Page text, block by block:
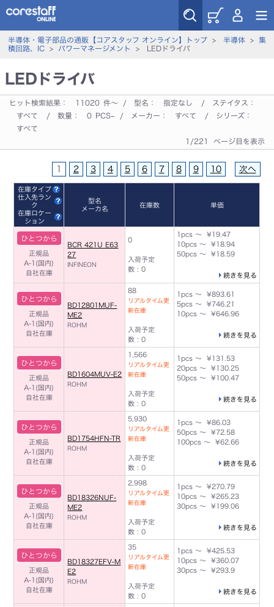
半導体・電子部品の通販【コアスタッフ オンライン】トップ> 半導体> 集
積回路、IC> パワーマネージメント > LEDドライバ
LEDドライバ
ヒット検索結果： 11020 件～ / 型名： 指定なし
/ ステイタス：
すべて
/ 数量： 0 PCS~ / メーカー： すべて
/ シリーズ：
すべて
1/221 ページ目を表示
1 2 3 4 5 6 7 8 9 10 次へ
在庫タイプ
仕入先ラン
ク
在庫ロケー
ション
型名
メーカ名
在庫数 単価
ひとつから
正規品
A-1(国内)
自社在庫
BCR 421U E63
27
INFINEON
0
入荷予定
数 : 0
1pcs ～ ¥19.47
10pcs ～ ¥18.94
50pcs ～ ¥18.59
続きを見る
ひとつから
正規品
A-1(国内)
自社在庫
BD12801MUF-
ME2
ROHM
88
リアルタイム更
新在庫
入荷予定
数 : 0
1pcs ～ ¥893.61
5pcs ～ ¥746.21
10pcs ～ ¥646.96
続きを見る
ひとつから
正規品
A-1(国内)
自社在庫
BD1604MUV-E2
ROHM
1,566
リアルタイム更
新在庫
入荷予定
数 : 0
1pcs ～ ¥131.53
20pcs ～ ¥130.25
50pcs ～ ¥100.47
続きを見る
ひとつから
正規品
A-1(国内)
自社在庫
BD1754HFN-TR
ROHM
5,930
リアルタイム更
新在庫
入荷予定
数 : 0
1pcs ～ ¥86.03
50pcs ～ ¥72.58
100pcs ～ ¥62.66
続きを見る
ひとつから
正規品
A-1(国内)
自社在庫
BD18326NUF-
ME2
ROHM
2,998
リアルタイム更
新在庫
入荷予定
数 : 0
1pcs ～ ¥270.79
10pcs ～ ¥265.23
30pcs ～ ¥199.06
続きを見る
ひとつから
正規品
A-1(国内)
自社在庫
BD18327EFV-M
E2
ROHM
35
リアルタイム更
新在庫
入荷予定
数 : 0
1pcs ～ ¥425.53
10pcs ～ ¥360.07
30pcs ～ ¥293.9
続きを見る